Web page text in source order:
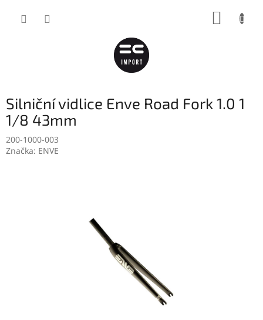
Silniční vidlice Enve Road Fork 1.0 1
1/8 43mm
200-1000-003
Značka: ENVE